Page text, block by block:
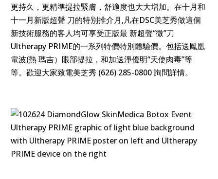
更持久，更精準提拉緊膚，舒適度也大大增加。在十月和
十一月新版超聲 刀的特別推介月,凡在DSC美芝秀做這個
新技術服務的客人均可享受正版最 新超聲“微”刀
Ultherapy PRIME的一系列特價特別體驗價。包括送鳳凰
電波(熱 瑪吉）眼部提拉，和加送淨優明“天使肉毒”等
等。歡迎大家致電美芝秀 (626) 285-0800 詢問詳情。